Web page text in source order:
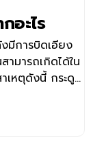
ดูกสันหลัง โรง
งการคดแล้ว
หลังเป็นองศา
ด้จากการ
เกตได้ตั้งแต่วัย
อะไร
มีการบิดเอียง
มารถเกิดได้ใน
เหตุดังนี้ กระดูก